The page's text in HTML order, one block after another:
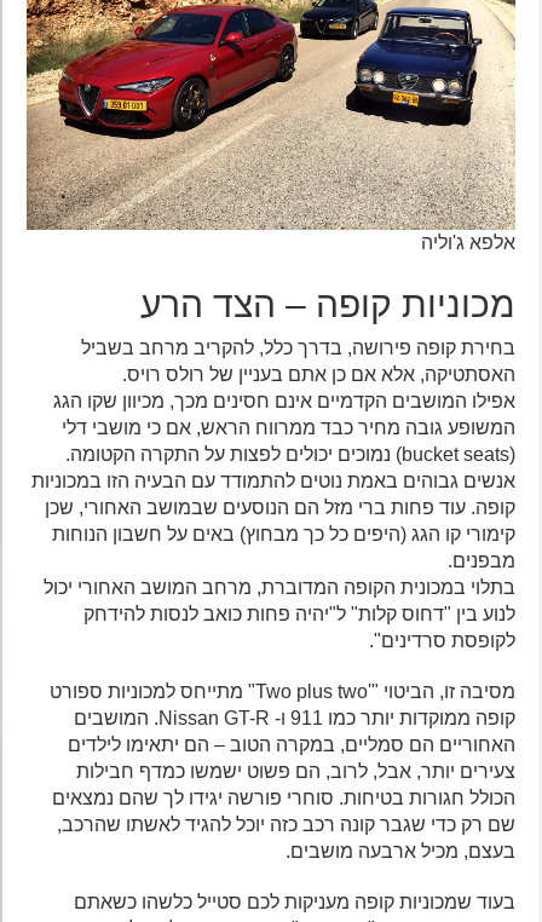
אלפא ג'וליה
מכוניות קופה – הצד הרע
בחירת קופה פירושה, בדרך כלל, להקריב מרחב בשביל
האסתטיקה, אלא אם כן אתם בעניין של רולס רויס.
אפילו המושבים הקדמיים אינם חסינים מכך, מכיוון שקו הגג
המשופע גובה מחיר כבד ממרווח הראש, אם כי מושבי דלי
(bucket seats) נמוכים יכולים לפצות על התקרה הקטומה.
אנשים גבוהים באמת נוטים להתמודד עם הבעיה הזו במכוניות
קופה. עוד פחות ברי מזל הם הנוסעים שבמושב האחורי, שכן
קימורי קו הגג (היפים כל כך מבחוץ) באים על חשבון הנוחות
מבפנים.
בתלוי במכונית הקופה המדוברת, מרחב המושב האחורי יכול
לנוע בין "דחוס קלות" ל"יהיה פחות כואב לנסות להידחק
לקופסת סרדינים".
מסיבה זו, הביטוי "'Two plus two" מתייחס למכוניות ספורט
קופה ממוקדות יותר כמו 911 ו- Nissan GT-R. המושבים
האחוריים הם סמליים, במקרה הטוב – הם יתאימו לילדים
צעירים יותר, אבל, לרוב, הם פשוט ישמשו כמדף חבילות
הכולל חגורות בטיחות. סוחרי פורשה יגידו לך שהם נמצאים
שם רק כדי שגבר קונה רכב כזה יוכל להגיד לאשתו שהרכב,
בעצם, מכיל ארבעה מושבים.
בעוד שמכוניות קופה מעניקות לכם סטייל כלשהו כשאתם